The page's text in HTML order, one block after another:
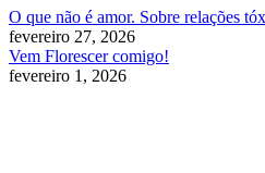
O que não é amor. Sobre relações
fevereiro 27, 2026
Vem Florescer comigo!
fevereiro 1, 2026